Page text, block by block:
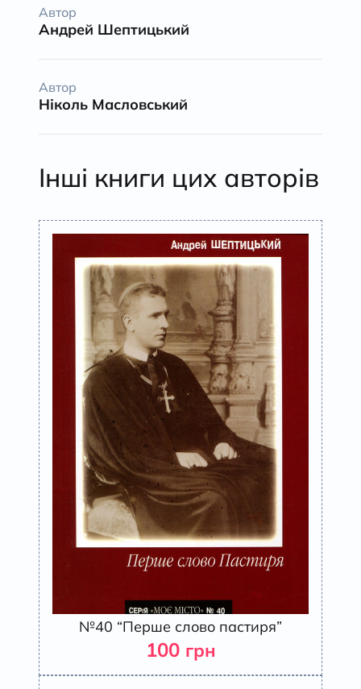
Автор
Андрей Шептицький
Автор
Ніколь Масловський
Інші книги цих авторів
№40 “Перше слово пастиря”
100 грн